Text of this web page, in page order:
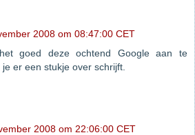
2008 om 08:47:00 CET
goed deze ochtend Google aan te
er een stukje over schrijft.
2008 om 22:06:00 CET